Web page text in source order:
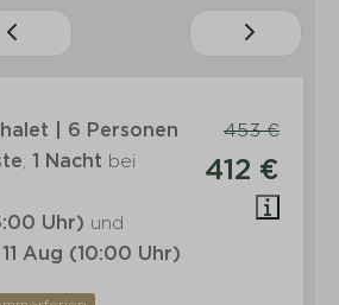
453 €
412 €
| 6 Personen
, 1 Nacht bei
Uhr) und
Aug (10:00 Uhr)